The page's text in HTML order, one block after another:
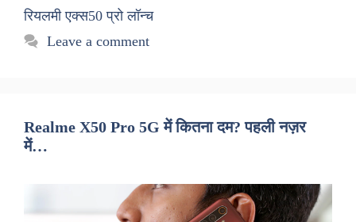
रियलमी एक्स50 प्रो लॉन्च
Leave a comment
Realme X50 Pro 5G में कितना दम? पहली नज़र
में…